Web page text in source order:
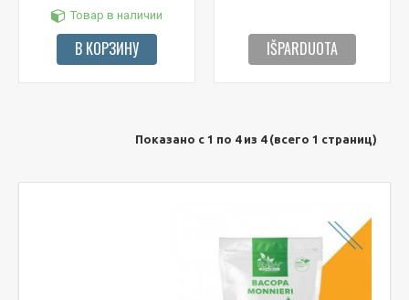
Товар в наличии
В КОРЗИНУ IŠPARDUOTA
Показано с 1 по 4 из 4 (всего 1 страниц)